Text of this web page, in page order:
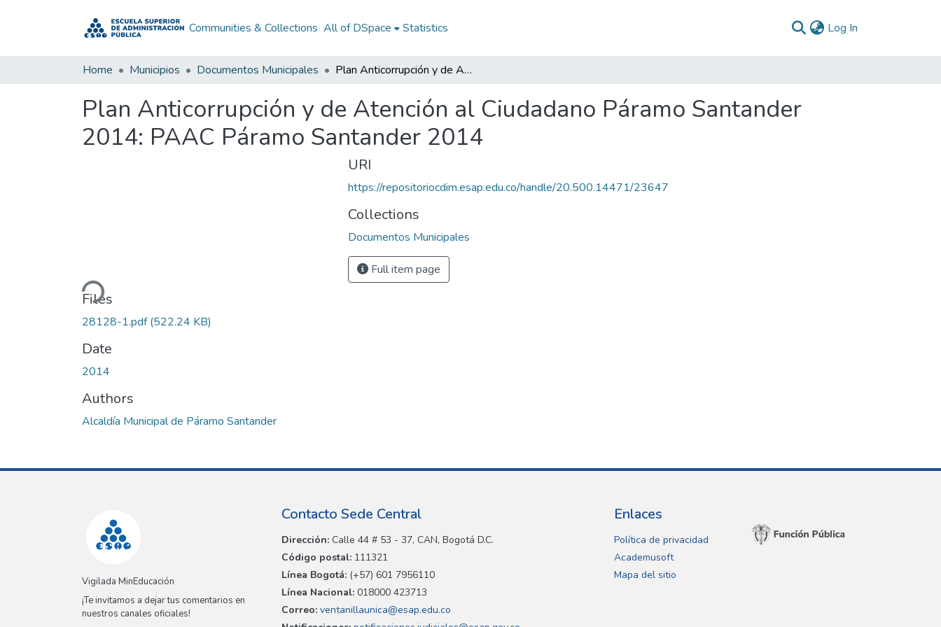
Communities & Collections All of DSpace Statistics Log In
Home Municipios Documentos Municipales Plan Anticorrupción y de Atención al Ciudadano Páramo Santander 2014: PAAC Páramo Santander 2014
Plan Anticorrupción y de Atención al Ciudadano Páramo Santander
2014: PAAC Páramo Santander 2014
Loading...
Files
28128-1.pdf(522.24 KB)
Date
2014
Authors
Alcaldía Municipal de Páramo Santander
URI
https://repositoriocdim.esap.edu.co/handle/20.500.14471/23647
Collections
Documentos Municipales
Full item page
Vigilada MinEducación
¡Te invitamos a dejar tus comentarios en
nuestros canales oficiales!
Contacto Sede Central
Dirección: Calle 44 # 53 - 37, CAN, Bogotá D.C.
Código postal: 111321
Línea Bogotá: (+57) 601 7956110
Línea Nacional: 018000 423713
Correo: ventanillaunica@esap.edu.co
Enlaces
Política de privacidad
Academusoft
Mapa del sitio